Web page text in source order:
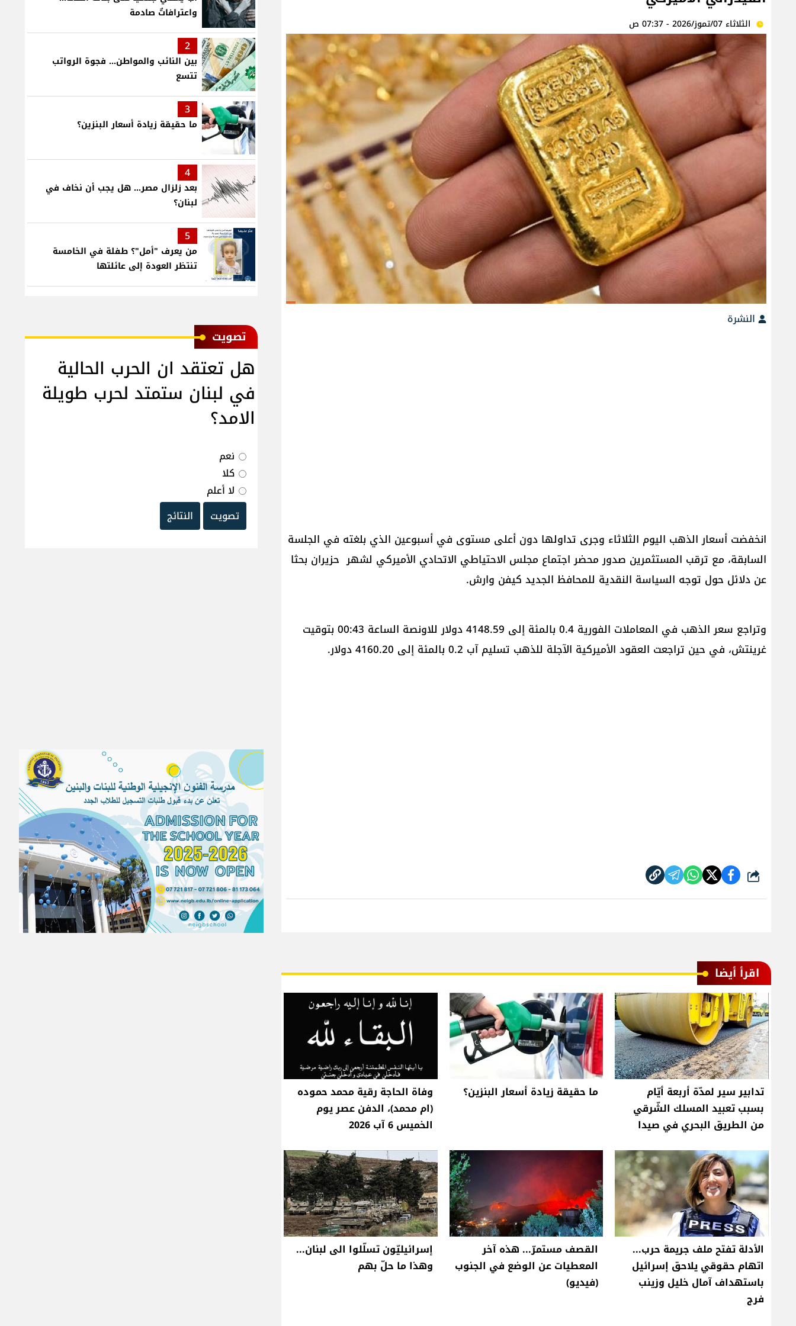
الثلاثاء 07/تموز/2026 - 07:37 ص
النشرة
انخفضت أسعار الذهب اليوم الثلاثاء وجرى تداولها دون أعلى مستوى في أسبوعين الذي بلغته في الجلسة
السابقة، مع ترقب ​المستثمرين صدور محضر اجتماع مجلس الاحتياطي الاتحادي الأميركي لشهر ‌ حزيران بحثا
عن دلائل حول توجه السياسة النقدية للمحافظ الجديد ​كيفن وارش​.
وتراجع سعر الذهب في المعاملات الفورية 0.4 بالمئة إلى 4148.59 دولار للاونصة الساعة ​00:43 بتوقيت
غرينتش، في حين تراجعت العقود الأميركية الآجلة ​للذهب تسليم آب 0.2 بالمئة إلى 4160.20 دولار.
شارك
اقرأ أيضا
تدابير سير لمدّة أربعة أيّام
بسبب تعبيد المسلك الشّرقي
من الطريق البحري في صيدا
ما حقيقة زيادة أسعار البنزين؟
وفاة الحاجة رقية محمد حموده
(ام محمد)، الدفن عصر يوم
الخميس 6 آب 2026
الأدلة تفتح ملف جريمة حرب...
اتهام حقوقي يلاحق إسرائيل
باستهداف آمال خليل وزينب
فرج
القصف مستمرّ... هذه آخر
المعطيات عن الوضع في الجنوب
(فيديو)
إسرائيليّون تسلّلوا الى لبنان...
وهذا ما حلّ بهم
واعترافاتٌ صادمة
2
بين النائب والمواطن... فجوة الرواتب
تتسع
3
ما حقيقة زيادة أسعار البنزين؟
4
بعد زلزال مصر... هل يجب أن نخاف في
لبنان؟
5
من يعرف "أمل"؟ طفلة في الخامسة
تنتظر العودة إلى عائلتها
ﺗﺼﻮﻳﺖ
هل تعتقد ان الحرب الحالية
في لبنان ستمتد لحرب طويلة
الامد؟
نعم
كلا
لا أعلم
تصويت
النتائج